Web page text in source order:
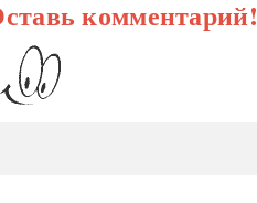
комментарий!